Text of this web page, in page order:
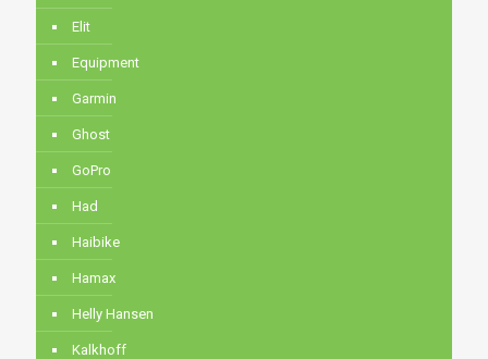
Elit
Equipment
Garmin
Ghost
GoPro
Had
Haibike
Hamax
Helly Hansen
Kalkhoff